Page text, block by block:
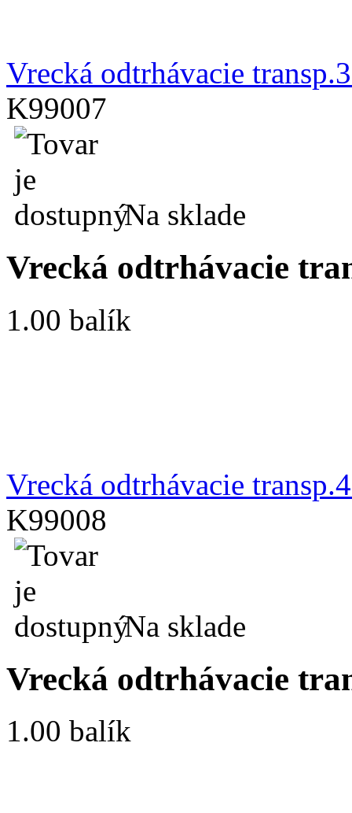
Vrecká odtrhávacie
K99007
Na sklade
Vrecká odtrhávacie
1.00 balík
Vrecká odtrhávacie
K99008
Na sklade
Vrecká odtrhávacie
1.00 balík